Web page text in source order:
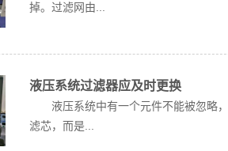
掉。过滤网由...
液压系统过滤器应及时更换
液压系统中有一个元件不能被忽略，
滤芯，而是...